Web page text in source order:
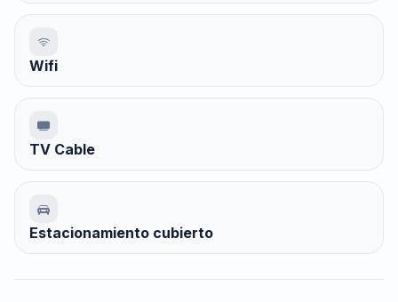
Wifi
TV Cable
Estacionamiento cubierto